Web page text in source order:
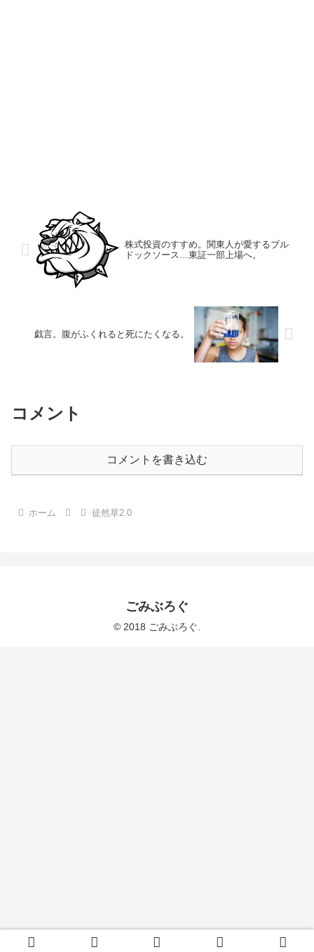
株式投資のすすめ。関東人が愛するブル
ドックソース…東証一部上場へ。
戯言。腹がふくれると死にたくなる。
コメント
コメントを書き込む
ホーム 徒然草2.0
ごみぶろぐ
© 2018 ごみぶろぐ.